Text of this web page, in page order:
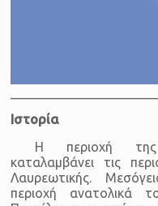
Ιστορία
Η περιοχή της
καταλαμβάνει τις
Λαυρεωτικής.
περιοχή ανατολικά